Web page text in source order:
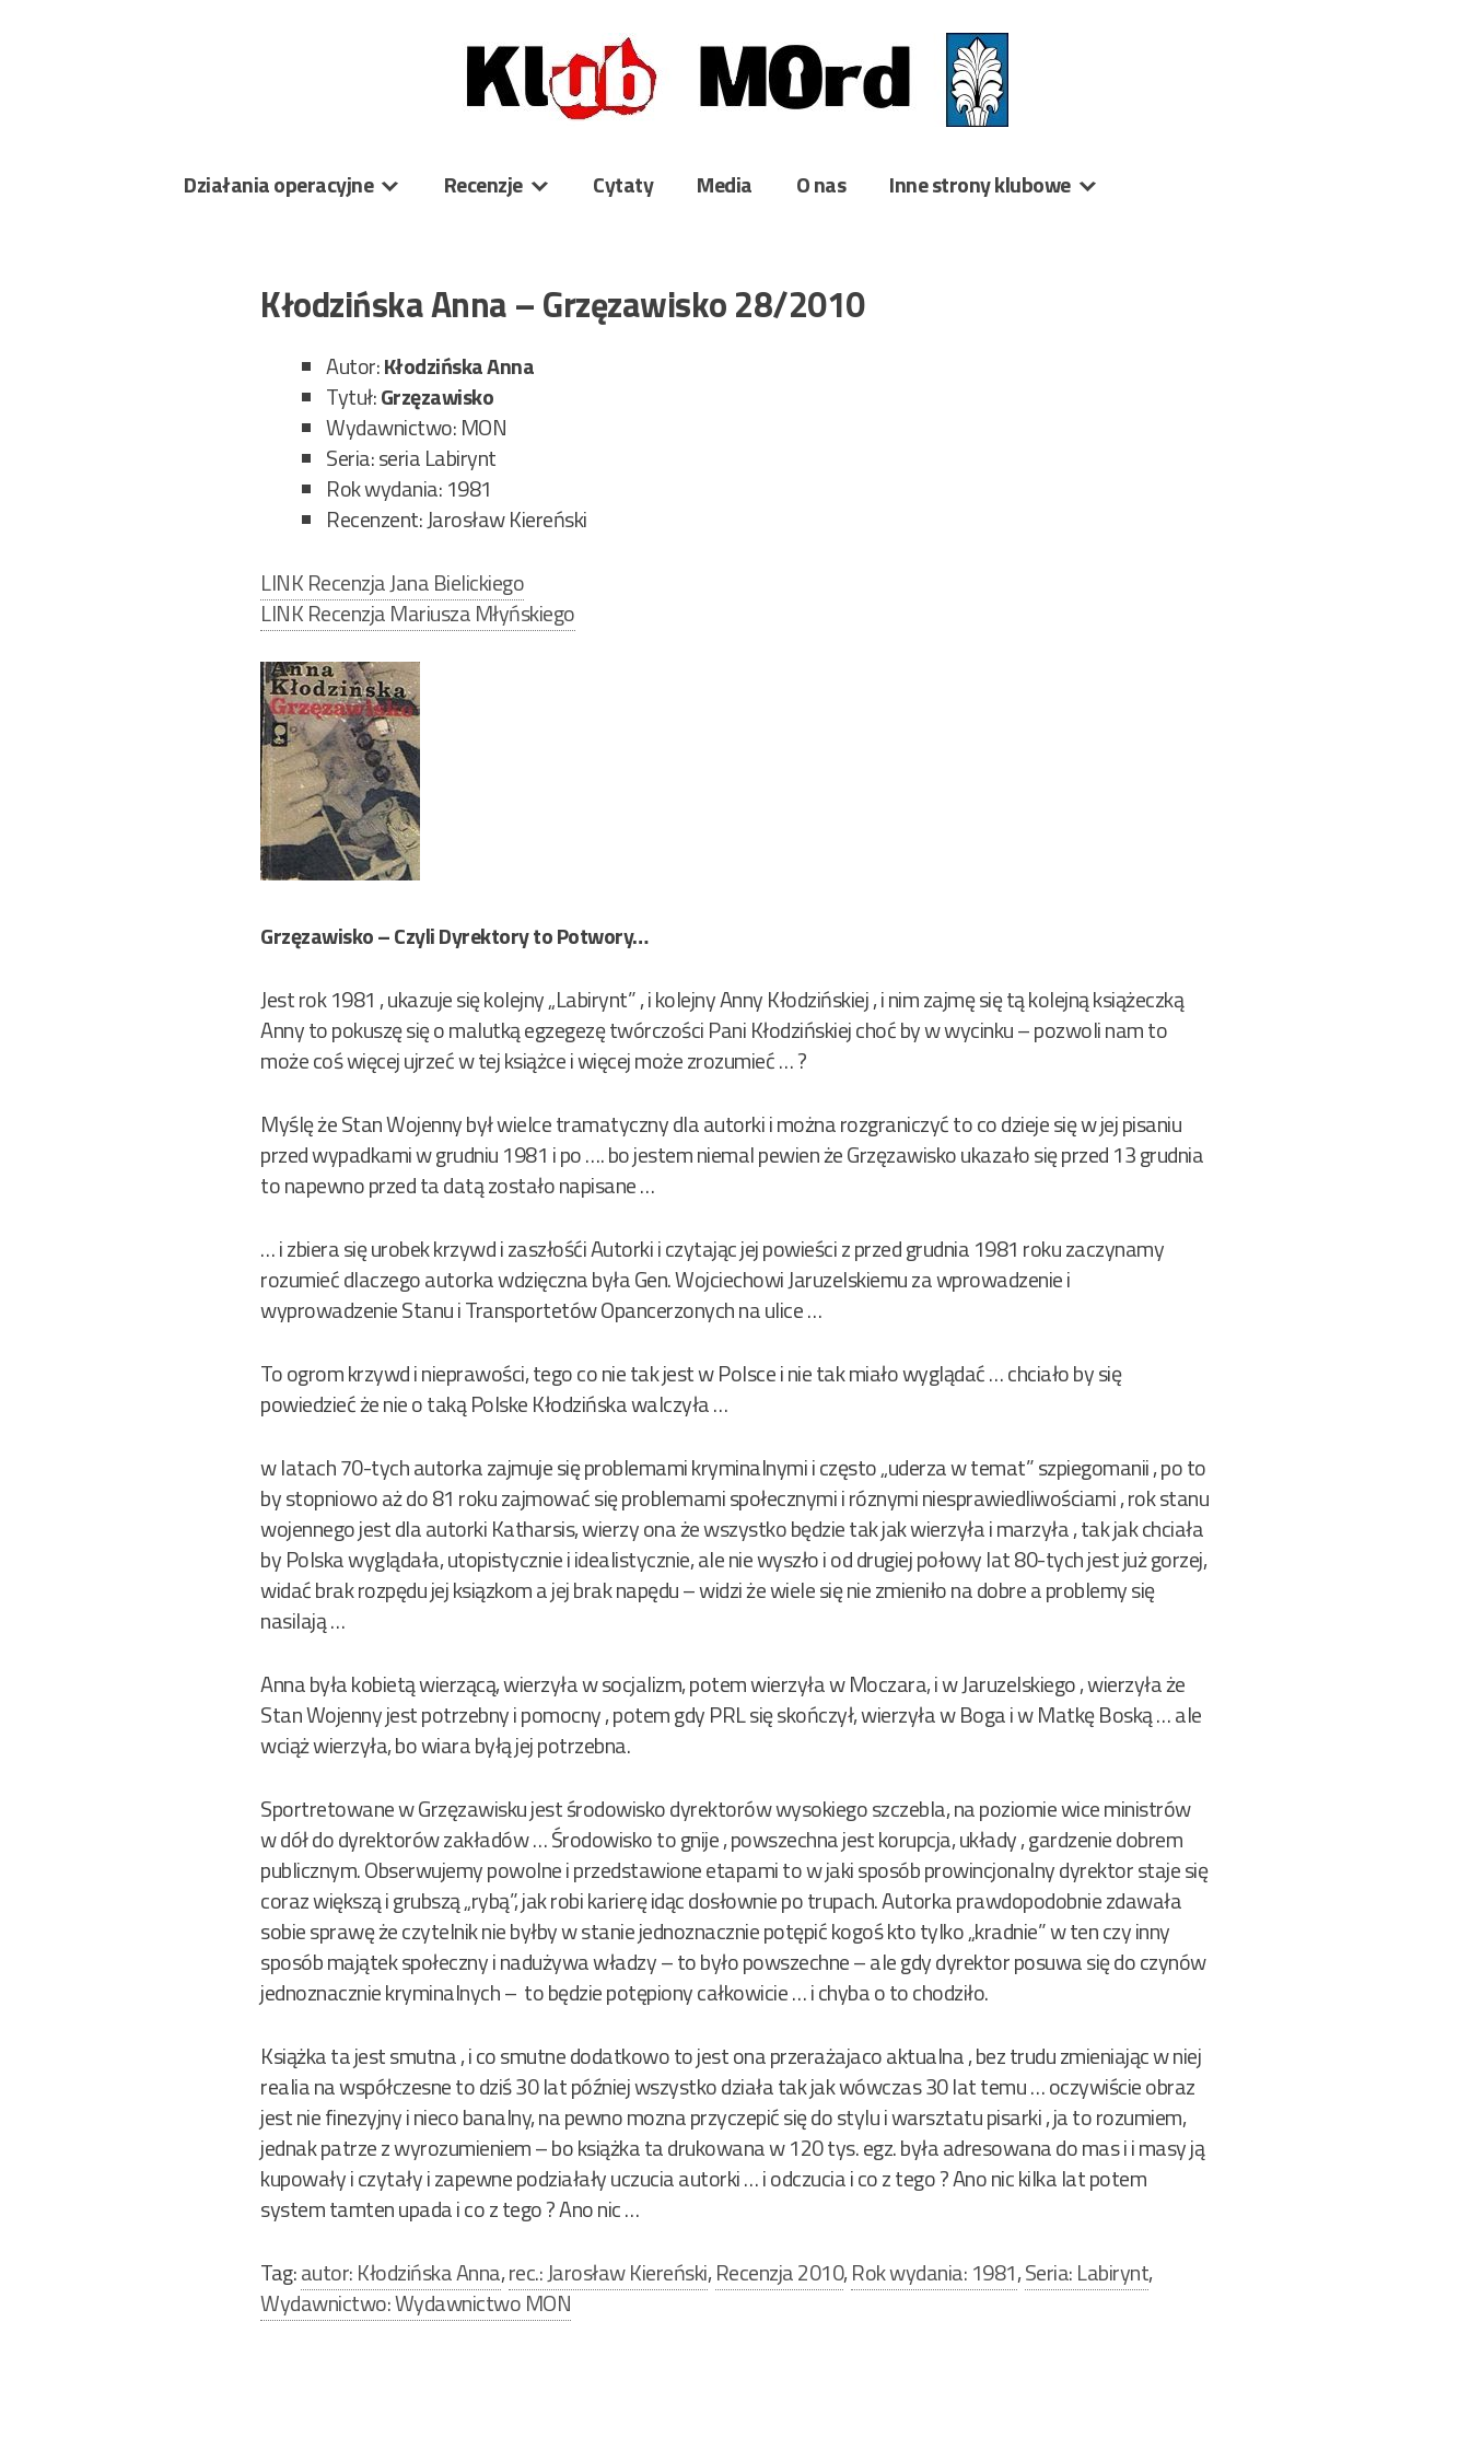
Działania operacyjne Recenzje Cytaty Media O nas Inne strony klubowe
Kłodzińska Anna – Grzęzawisko 28/2010
Autor:Kłodzińska Anna
Tytuł:Grzęzawisko
Wydawnictwo: MON
Seria: seria Labirynt
Rok wydania: 1981
Recenzent: Jarosław Kiereński
LINK Recenzja Jana Bielickiego
LINK Recenzja Mariusza Młyńskiego
Grzęzawisko – Czyli Dyrektory to Potwory…
Jest rok 1981 , ukazuje się kolejny „Labirynt” , i kolejny Anny Kłodzińskiej , i nim zajmę się tą kolejną książeczką
Anny to pokuszę się o malutką egzegezę twórczości Pani Kłodzińskiej choć by w wycinku – pozwoli nam to
może coś więcej ujrzeć w tej książce i więcej może zrozumieć … ?
Myślę że Stan Wojenny był wielce tramatyczny dla autorki i można rozgraniczyć to co dzieje się w jej pisaniu
przed wypadkami w grudniu 1981 i po …. bo jestem niemal pewien że Grzęzawisko ukazało się przed 13 grudnia
to napewno przed ta datą zostało napisane …
… i zbiera się urobek krzywd i zaszłośći Autorki i czytając jej powieści z przed grudnia 1981 roku zaczynamy
rozumieć dlaczego autorka wdzięczna była Gen. Wojciechowi Jaruzelskiemu za wprowadzenie i
wyprowadzenie Stanu i Transportetów Opancerzonych na ulice …
To ogrom krzywd i nieprawości, tego co nie tak jest w Polsce i nie tak miało wyglądać … chciało by się
powiedzieć że nie o taką Polske Kłodzińska walczyła …
w latach 70-tych autorka zajmuje się problemami kryminalnymi i często „uderza w temat” szpiegomanii , po to
by stopniowo aż do 81 roku zajmować się problemami społecznymi i róznymi niesprawiedliwościami , rok stanu
wojennego jest dla autorki Katharsis, wierzy ona że wszystko będzie tak jak wierzyła i marzyła , tak jak chciała
by Polska wyglądała, utopistycznie i idealistycznie, ale nie wyszło i od drugiej połowy lat 80-tych jest już gorzej,
widać brak rozpędu jej ksiązkom a jej brak napędu – widzi że wiele się nie zmieniło na dobre a problemy się
nasilają …
Anna była kobietą wierzącą, wierzyła w socjalizm, potem wierzyła w Moczara, i w Jaruzelskiego , wierzyła że
Stan Wojenny jest potrzebny i pomocny , potem gdy PRL się skończył, wierzyła w Boga i w Matkę Boską … ale
wciąż wierzyła, bo wiara byłą jej potrzebna.
Sportretowane w Grzęzawisku jest środowisko dyrektorów wysokiego szczebla, na poziomie wice ministrów
w dół do dyrektorów zakładów … Środowisko to gnije , powszechna jest korupcja, układy , gardzenie dobrem
publicznym. Obserwujemy powolne i przedstawione etapami to w jaki sposób prowincjonalny dyrektor staje się
coraz większą i grubszą „rybą”, jak robi karierę idąc dosłownie po trupach. Autorka prawdopodobnie zdawała
sobie sprawę że czytelnik nie byłby w stanie jednoznacznie potępić kogoś kto tylko „kradnie” w ten czy inny
sposób majątek społeczny i nadużywa władzy – to było powszechne – ale gdy dyrektor posuwa się do czynów
jednoznacznie kryminalnych – to będzie potępiony całkowicie … i chyba o to chodziło.
Książka ta jest smutna , i co smutne dodatkowo to jest ona przerażajaco aktualna , bez trudu zmieniając w niej
realia na współczesne to dziś 30 lat później wszystko działa tak jak wówczas 30 lat temu … oczywiście obraz
jest nie finezyjny i nieco banalny, na pewno mozna przyczepić się do stylu i warsztatu pisarki , ja to rozumiem,
jednak patrze z wyrozumieniem – bo książka ta drukowana w 120 tys. egz. była adresowana do mas i i masy ją
kupowały i czytały i zapewne podziałały uczucia autorki … i odczucia i co z tego ? Ano nic kilka lat potem
system tamten upada i co z tego ? Ano nic …
Tag:autor: Kłodzińska Anna,rec.: Jarosław Kiereński,Recenzja 2010,Rok wydania: 1981,Seria: Labirynt,
Wydawnictwo: Wydawnictwo MON